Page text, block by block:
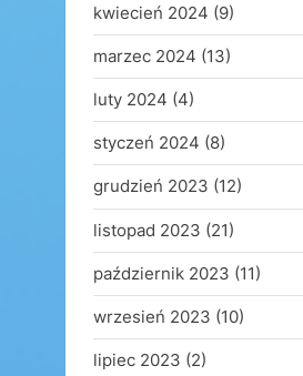
kwiecień 2024 (9)
marzec 2024 (13)
luty 2024 (4)
styczeń 2024 (8)
grudzień 2023 (12)
listopad 2023 (21)
październik 2023 (11)
wrzesień 2023 (10)
lipiec 2023 (2)